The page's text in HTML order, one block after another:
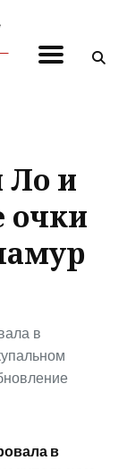
Ло и
очки
в
в